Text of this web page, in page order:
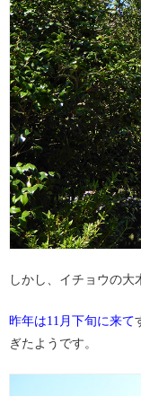
しかし、イチョウの大
昨年は11月下旬に来て
ぎたようです。